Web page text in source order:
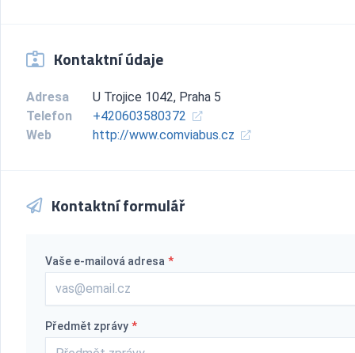
Kontaktní údaje
Adresa
U Trojice 1042, Praha 5
Telefon
+420603580372
Web
http://www.comviabus.cz
Kontaktní formulář
Vaše e-mailová adresa *
Předmět zprávy *